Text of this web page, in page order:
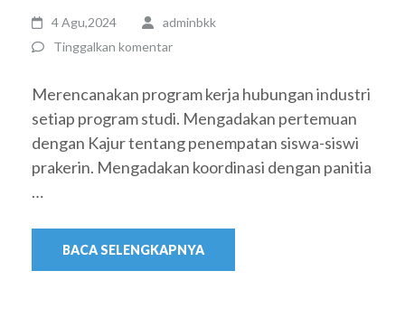
4 Agu,2024
adminbkk
Tinggalkan komentar
Merencanakan program kerja hubungan industri
setiap program studi. Mengadakan pertemuan
dengan Kajur tentang penempatan siswa-siswi
prakerin. Mengadakan koordinasi dengan panitia
…
BACA SELENGKAPNYA